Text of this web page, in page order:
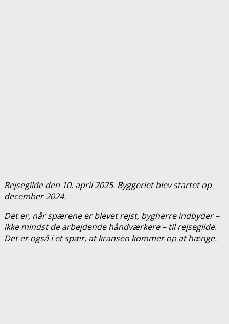
Rejsegilde den 10. april 2025. Byggeriet blev startet op
december 2024.
Det er, når spærene er blevet rejst, bygherre indbyder –
ikke mindst de arbejdende håndværkere – til rejsegilde.
Det er også i et spær, at kransen kommer op at hænge.